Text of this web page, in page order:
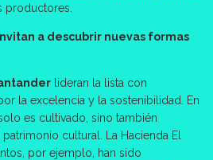
productores.
a descubrir nuevas formas
lideran la lista con
la excelencia y la sostenibilidad. En
es cultivado, sino también
cultural. La Hacienda El
por ejemplo, han sido